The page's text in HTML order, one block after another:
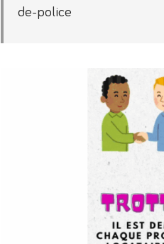
de-police